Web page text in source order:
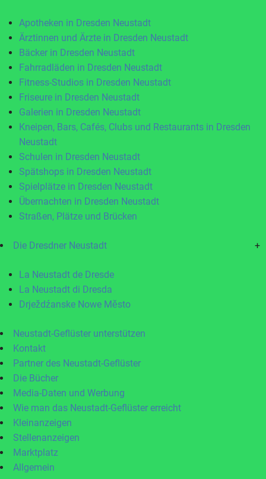
Apotheken in Dresden Neustadt
Ärztinnen und Ärzte in Dresden Neustadt
Bäcker in Dresden Neustadt
Fahrradläden in Dresden Neustadt
Fitness-Studios in Dresden Neustadt
Friseure in Dresden Neustadt
Galerien in Dresden Neustadt
Kneipen, Bars, Cafés, Clubs und Restaurants in Dresden
Neustadt
Schulen in Dresden Neustadt
Spätshops in Dresden Neustadt
Spielplätze in Dresden Neustadt
Übernachten in Dresden Neustadt
Straßen, Plätze und Brücken
Die Dresdner Neustadt +
La Neustadt de Dresde
La Neustadt di Dresda
Drježdźanske Nowe Město
Neustadt-Geflüster unterstützen
Kontakt
Partner des Neustadt-Geflüster
Die Bücher
Media-Daten und Werbung
Wie man das Neustadt-Geflüster erreicht
Kleinanzeigen
Stellenanzeigen
Marktplatz
Allgemein